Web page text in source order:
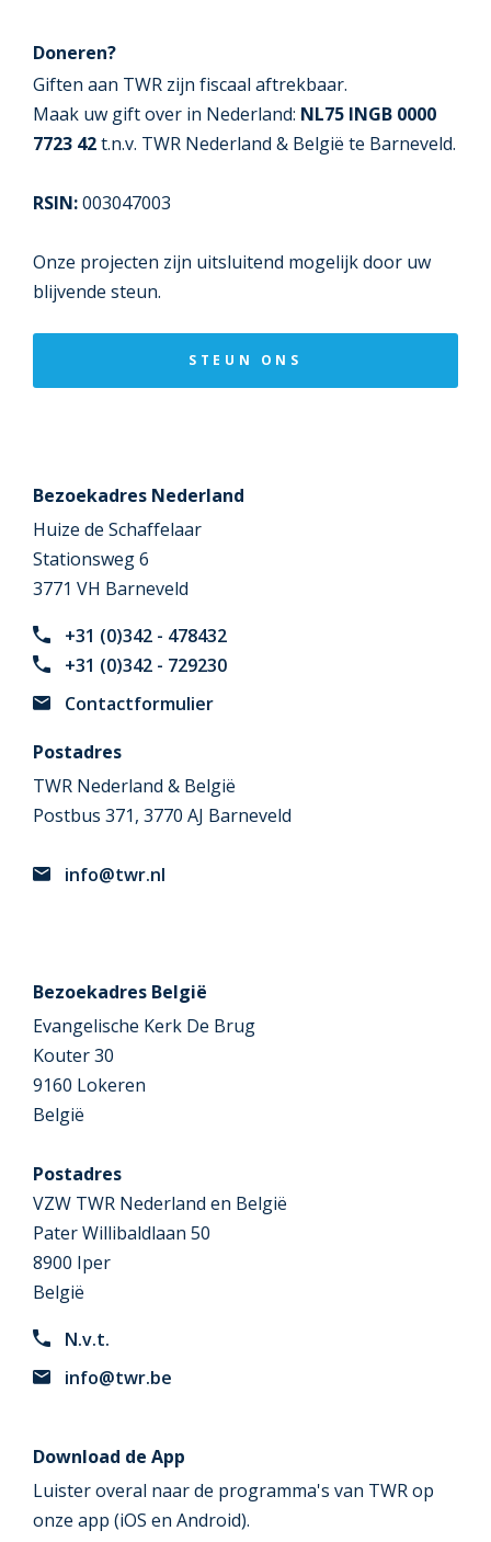
Doneren?
Giften aan TWR zijn fiscaal aftrekbaar.
Maak uw gift over in Nederland: NL75 INGB 0000
7723 42t.n.v. TWR Nederland & België te Barneveld.
RSIN:003047003
Onze projecten zijn uitsluitend mogelijk door uw
blijvende steun.
STEUN ONS
Bezoekadres Nederland
Huize de Schaffelaar
Stationsweg 6
3771 VH Barneveld
+31 (0)342 - 478432
+31 (0)342 - 729230
Contactformulier
Postadres
TWR Nederland & België
Postbus 371, 3770 AJ Barneveld
info@twr.nl
Bezoekadres België
Evangelische Kerk De Brug
Kouter 30
9160 Lokeren
België
Postadres
VZW TWR Nederland en België
Pater Willibaldlaan 50
8900 Iper
België
N.v.t.
info@twr.be
Download de App
Luister overal naar de programma's van TWR op
onze app (iOS en Android).